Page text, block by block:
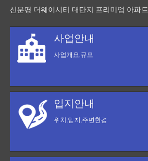
신분평 더웨이시티 대단지 프리미엄 아파트
사업안내
사업개요,규모
입지안내
위치,입지,주변환경